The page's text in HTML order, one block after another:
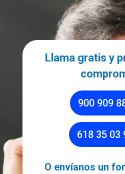
Llama gratis y
900 909
618 35 03
O envíanos un